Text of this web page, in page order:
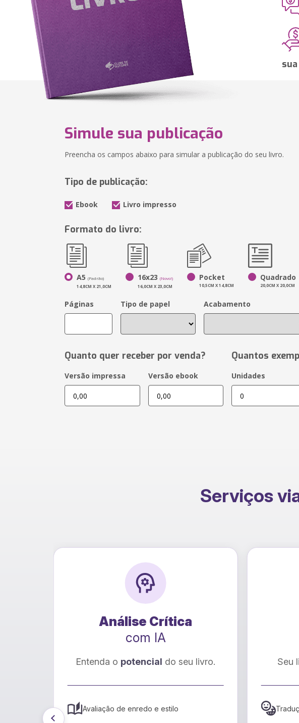
Simule sua publicação
Preencha os campos abaixo para simular a publicação do seu livro.
Tipo de publicação:
Ebook Livro impresso
Formato do livro:
A5(Padrão)
14,8CM X 21,0CM
16x23(Novo!)
16,0CM X 23,0CM
Pocket
10,5CM X 14,8CM
Quadrado
20,0CM X 20,0CM
Páginas Tipo de papel Acabamento
Quanto quer receber por venda?
Versão impressa Versão ebook
Quantos
Unidades
Serviços
do seu livro.
de enredo e estilo
Seu livro para novos leitores
Tradução rápida e precisa